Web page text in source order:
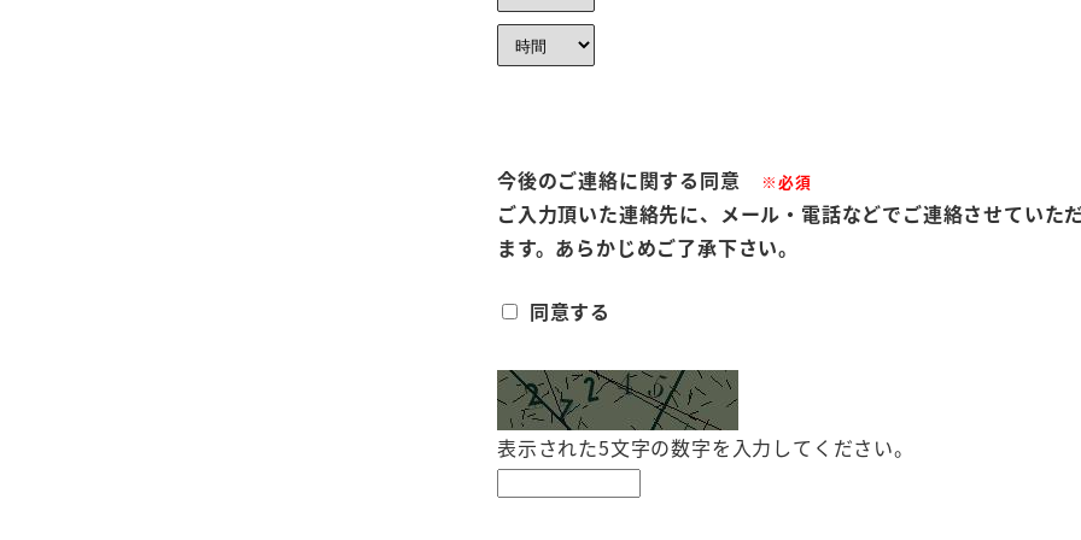
今後のご連絡に関する同意 ※必須
ご入力頂いた連絡先に、メール・電話などでご連絡させていた
ます。あらかじめご了承下さい。
同意する
表示された5文字の数字を入力してください。